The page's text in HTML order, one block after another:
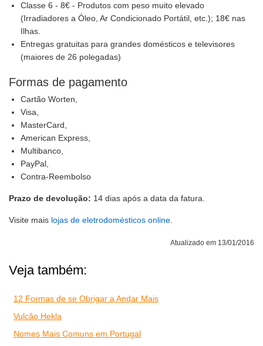
Classe 6 - 8€ - Produtos com peso muito elevado
(Irradiadores a Óleo, Ar Condicionado Portátil, etc.); 18€ nas
Ilhas.
Entregas gratuitas para grandes domésticos e televisores
(maiores de 26 polegadas)
Formas de pagamento
Cartão Worten,
Visa,
MasterCard,
American Express,
Multibanco,
PayPal,
Contra-Reembolso
Prazo de devolução: 14 dias após a data da fatura.
Visite mais lojas de eletrodomésticos online
Atualizado em 13/01/2016
Veja também:
12 Formas de se Obrigar a Andar Mais
Vulcão Hekla
Nomes Mais Comuns em Portugal